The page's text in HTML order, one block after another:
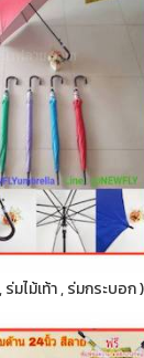
มไม้เท้า , ร่มกระบอก